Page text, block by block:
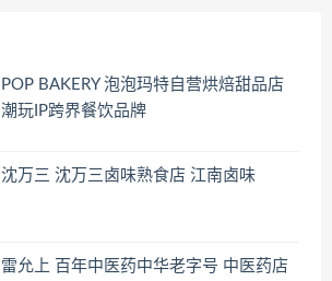
POP BAKERY 泡泡玛特自营烘焙甜品店
潮玩IP跨界餐饮品牌
沈万三 沈万三卤味熟食店 江南卤味
雷允上 百年中医药中华老字号 中医药店